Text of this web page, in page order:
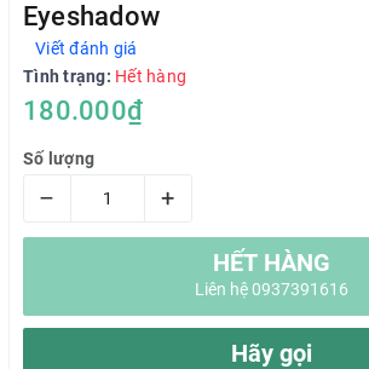
Eyeshadow
Viết đánh giá
Tình trạng: Hết hàng
180.000₫
Số lượng
– +
HẾT HÀNG
Liên hệ 0937391616
Hãy gọi